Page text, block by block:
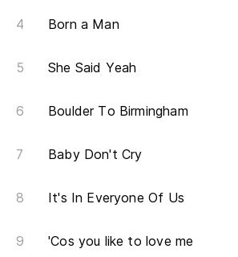
Born a Man
She Said Yeah
Boulder To Birmingham
Baby Don't Cry
It's In Everyone Of Us
'Cos you like to love me